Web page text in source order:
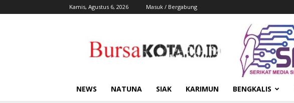
Kamis, Agustus 6, 2026 Masuk / Bergabung
Kota
NEWS NATUNA SIAK KARIMUN BENGKALIS